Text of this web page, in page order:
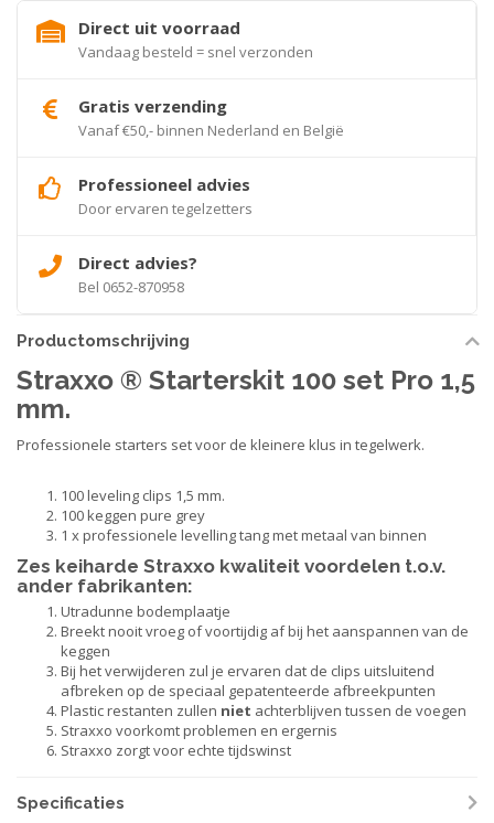
Direct uit voorraad
Vandaag besteld = snel verzonden
Gratis verzending
Vanaf €50,- binnen Nederland en België
Professioneel advies
Door ervaren tegelzetters
Direct advies?
Bel 0652-870958
Productomschrijving
Straxxo ® Starterskit 100 set Pro 1,5
mm.
Professionele starters set voor de kleinere klus in tegelwerk.
100 leveling clips 1,5 mm.
100 keggen pure grey
1 x professionele levelling tang met metaal van binnen
Zes keiharde Straxxo kwaliteit voordelen t.o.v.
ander fabrikanten:
Utradunne bodemplaatje
Breekt nooit vroeg of voortijdig af bij het aanspannen van de
keggen
Bij het verwijderen zul je ervaren dat de clips uitsluitend
afbreken op de speciaal gepatenteerde afbreekpunten
Plastic restanten zullen niet achterblijven tussen de voegen
Straxxo voorkomt problemen en ergernis
Straxxo zorgt voor echte tijdswinst
Specificaties